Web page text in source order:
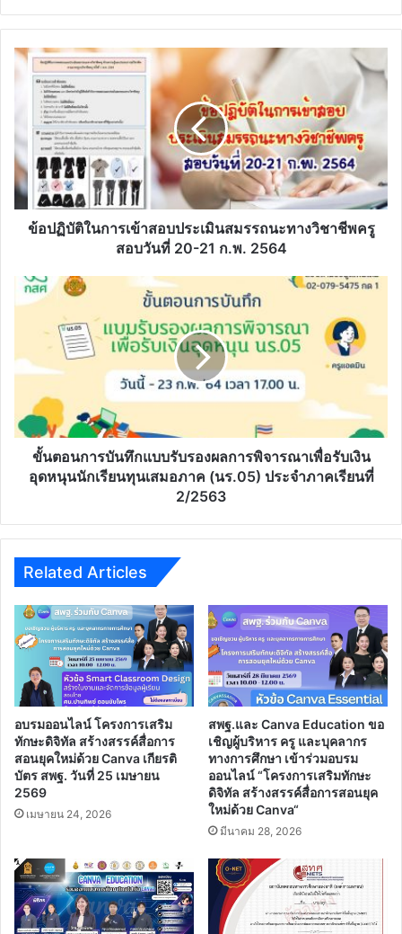
ข้อ
ปฏิบัติ
เข้า
สอบ
ประเมิน
สมรรถนะ
ทาง
วิชาชีพ
วัน
ก.พ.
2564
ข้อปฏิบัติในการเข้าสอบประเมินสมรรถนะทางวิชาชีพครู
สอบวันที่ 20-21 ก.พ. 2564
ขั้น
ตอน
แบบ
รับรอง
การ
พิจารณา
นักเรียน
เสมอ
ภาค
(นร.05)
ประจำ
ภาค
2/2563
ขั้นตอนการบันทึกแบบรับรองผลการพิจารณาเพื่อรับเงิน
อุดหนุนนักเรียนทุนเสมอภาค (นร.05) ประจำภาคเรียนที่
2/2563
Related Articles
อบรมออนไลน์ โครงการเสริม
ทักษะดิจิทัล สร้างสรรค์สื่อการ
สอนยุคใหม่ด้วย Canva เกียรติ
บัตร สพฐ. วันที่ 25 เมษายน
2569
เมษายน 24, 2026
สพฐ.และ Canva Education ขอ
เชิญผู้บริหาร ครู และบุคลากร
ทางการศึกษา เข้าร่วมอบรม
ออนไลน์ “โครงการเสริมทักษะ
ดิจิทัล สร้างสรรค์สื่อการสอนยุค
ใหม่ด้วย Canva“
มีนาคม 28, 2026